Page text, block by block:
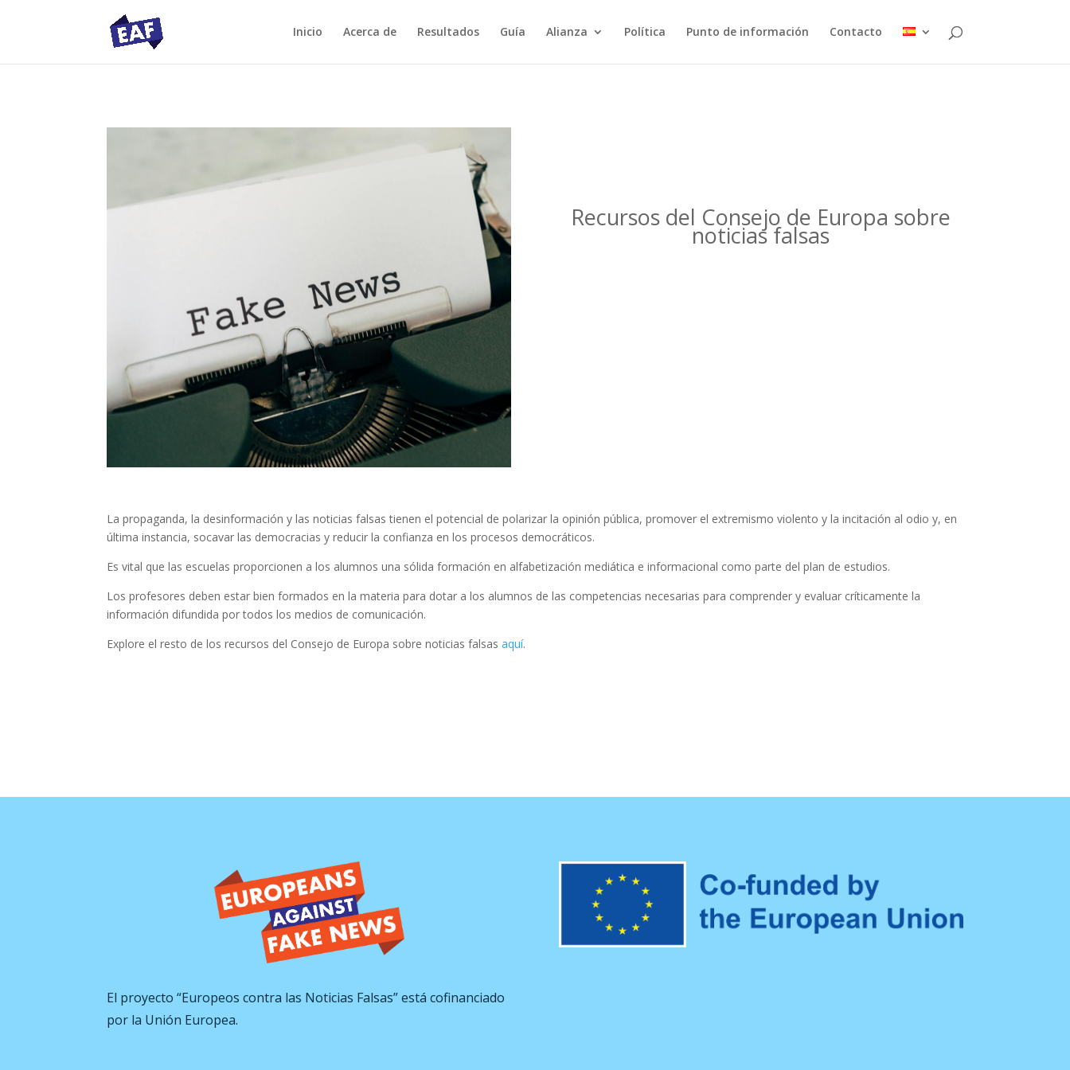
Inicio Acerca de Resultados Guía Alianza Política Punto de información Contacto
Recursos del Consejo de Europa sobre
noticias falsas
La propaganda, la desinformación y las noticias falsas tienen el potencial de polarizar la opinión pública, promover el extremismo violento y la incitación al odio y, en
última instancia, socavar las democracias y reducir la confianza en los procesos democráticos.
Es vital que las escuelas proporcionen a los alumnos una sólida formación en alfabetización mediática e informacional como parte del plan de estudios.
Los profesores deben estar bien formados en la materia para dotar a los alumnos de las competencias necesarias para comprender y evaluar críticamente la
información difundida por todos los medios de comunicación.
Explore el resto de los recursos del Consejo de Europa sobre noticias falsasaquí.
El proyecto “Europeos contra las Noticias Falsas” está cofinanciado
por la Unión Europea.